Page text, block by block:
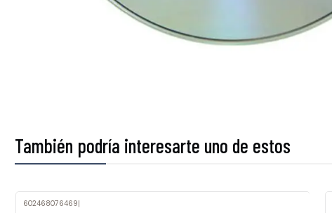
También podría interesarte uno de estos
602468076469|